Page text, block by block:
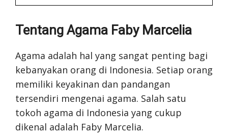
Tentang Agama Faby Marcelia
Agama adalah hal yang sangat penting bagi
kebanyakan orang di Indonesia. Setiap orang
memiliki keyakinan dan pandangan
tersendiri mengenai agama. Salah satu
tokoh agama di Indonesia yang cukup
dikenal adalah Faby Marcelia.